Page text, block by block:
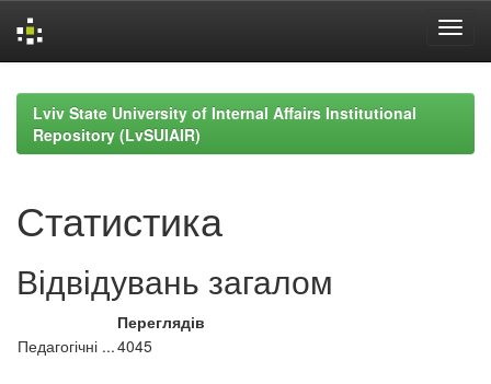
navigationLviv State University of Internal Affairs Institutional
Repository (LvSUIAIR)
Статистика
Відвідувань загалом
Переглядів
Педагогічні ...4045